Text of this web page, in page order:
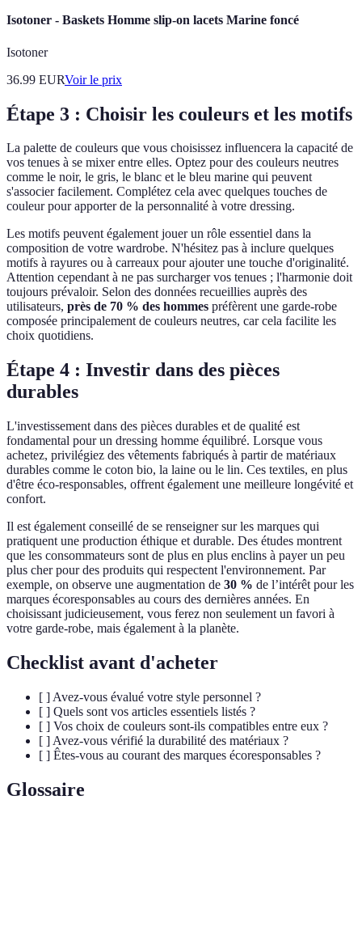
Isotoner - Baskets Homme slip-on lacets Marine foncé
Isotoner
36.99 EURVoir le prix
Étape 3 : Choisir les couleurs et les motifs
La palette de couleurs que vous choisissez influencera la capacité de
vos tenues à se mixer entre elles. Optez pour des couleurs neutres
comme le noir, le gris, le blanc et le bleu marine qui peuvent
s'associer facilement. Complétez cela avec quelques touches de
couleur pour apporter de la personnalité à votre dressing.
Les motifs peuvent également jouer un rôle essentiel dans la
composition de votre wardrobe. N'hésitez pas à inclure quelques
motifs à rayures ou à carreaux pour ajouter une touche d'originalité.
Attention cependant à ne pas surcharger vos tenues ; l'harmonie doit
toujours prévaloir. Selon des données recueillies auprès des
utilisateurs, près de 70 % des hommes préfèrent une garde-robe
composée principalement de couleurs neutres, car cela facilite les
choix quotidiens.
Étape 4 : Investir dans des pièces
durables
L'investissement dans des pièces durables et de qualité est
fondamental pour un dressing homme équilibré. Lorsque vous
achetez, privilégiez des vêtements fabriqués à partir de matériaux
durables comme le coton bio, la laine ou le lin. Ces textiles, en plus
d'être éco-responsables, offrent également une meilleure longévité et
confort.
Il est également conseillé de se renseigner sur les marques qui
pratiquent une production éthique et durable. Des études montrent
que les consommateurs sont de plus en plus enclins à payer un peu
plus cher pour des produits qui respectent l'environnement. Par
exemple, on observe une augmentation de 30 % de l’intérêt pour les
marques écoresponsables au cours des dernières années. En
choisissant judicieusement, vous ferez non seulement un favori à
votre garde-robe, mais également à la planète.
Checklist avant d'acheter
[ ] Avez-vous évalué votre style personnel ?
[ ] Quels sont vos articles essentiels listés ?
[ ] Vos choix de couleurs sont-ils compatibles entre eux ?
[ ] Avez-vous vérifié la durabilité des matériaux ?
[ ] Êtes-vous au courant des marques écoresponsables ?
Glossaire